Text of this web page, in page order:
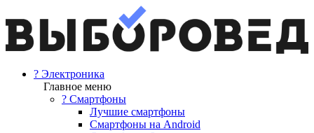
? Электроника
Главное меню
? Смартфоны
Лучшие смартфоны
Смартфоны на Android